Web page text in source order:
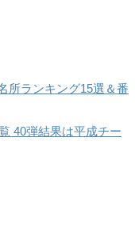
所ランキング15選＆番
40弾結果は平成チー